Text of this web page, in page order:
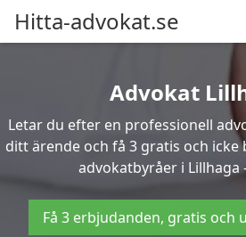
Hitta-advokat.se
Advokat
Letar du efter en professionell
ditt ärende och få 3 gratis och
advokatbyråer i Lillhaga
Få 3 erbjudanden, gratis och